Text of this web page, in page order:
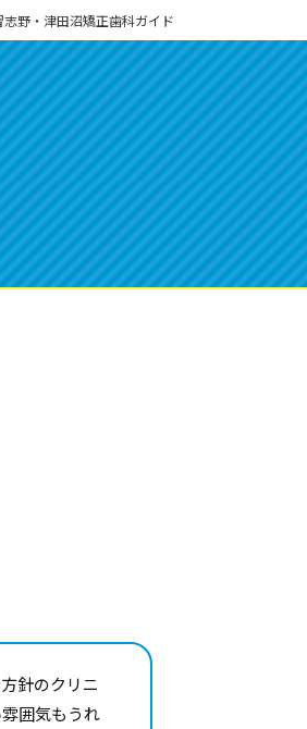
野・津田沼矯正歯科ガイド
針のクリニ
囲気もうれ